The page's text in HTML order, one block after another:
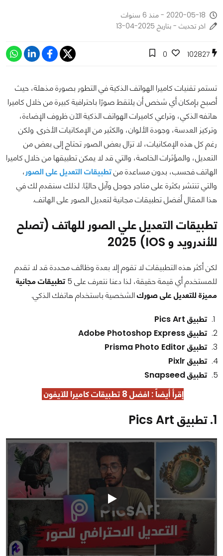
2020-05-18 - منذ 6 سنوات
اخر تحديث - بتاريخ 2025-04-13
102827
0
تستمر تقنيات كاميرا الهواتف الذكية في التطور بصورة مذهلة، حيث
أصبح بإمكان أي شخص أن يلتقط صورًا باحترافية كبيرة من خلال كاميرا
هاتفه الذكي، وتراعي كاميرات الهواتف الذكية الآن ظروف الإضاءة،
وتركيز العدسة، وجودة الألوان، والكثير من الإمكانيات الأخرى. ولكن
رغم كل هذه الإمكانيات، لا تزال بعض الصور تحتاج إلى بعض من
التعديل، والمؤثرات الخاصة، والتي قد لا يمكن تطبيقها من خلال كاميرا
الهاتف فحسب، بدون مساعدة منتطبيقات التعديل على الصور،
والتي تنتشر بكثرة على متاجر جوجل وآبل حاليًا. لذلك سنقدم لك في
هذا المقال أفضل تطبيقات مجانية لتعديل الصور على الهاتف.
تطبيقات التعديل علي الصور للهاتف (تصلح
للأندرويد و IOS) 2025
لكن أكثر هذه التطبيقات لا تقوم إلا بعدة وظائف محددة قد لا تقدم
للمستخدم أي قيمة حقيقة، لذا دعنا نتعرف على 5
تطبيقات مجانية
مميزة للتعديل على صوركالشخصية باستخدام هاتفك الذكي.
تطبيق Pics Art
تطبيق Adobe Photoshop Express
تطبيق Prisma Photo Editor
تطبيق Pixlr
تطبيق Snapseed
إقرأ أيضاً : افضل 8 تطبيقات كاميرا للآيفون
1. تطبيق Pics Art